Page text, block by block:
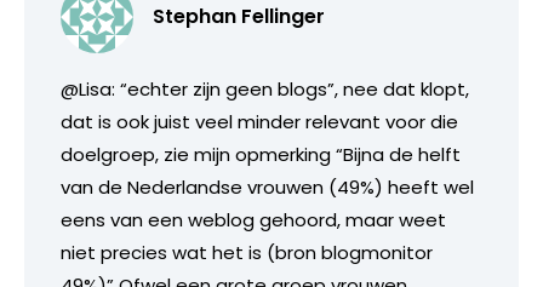
Stephan Fellinger
@Lisa: “echter zijn geen blogs”, nee dat klopt,
dat is ook juist veel minder relevant voor die
doelgroep, zie mijn opmerking “Bijna de helft
van de Nederlandse vrouwen (49%) heeft wel
eens van een weblog gehoord, maar weet
niet precies wat het is (bron blogmonitor